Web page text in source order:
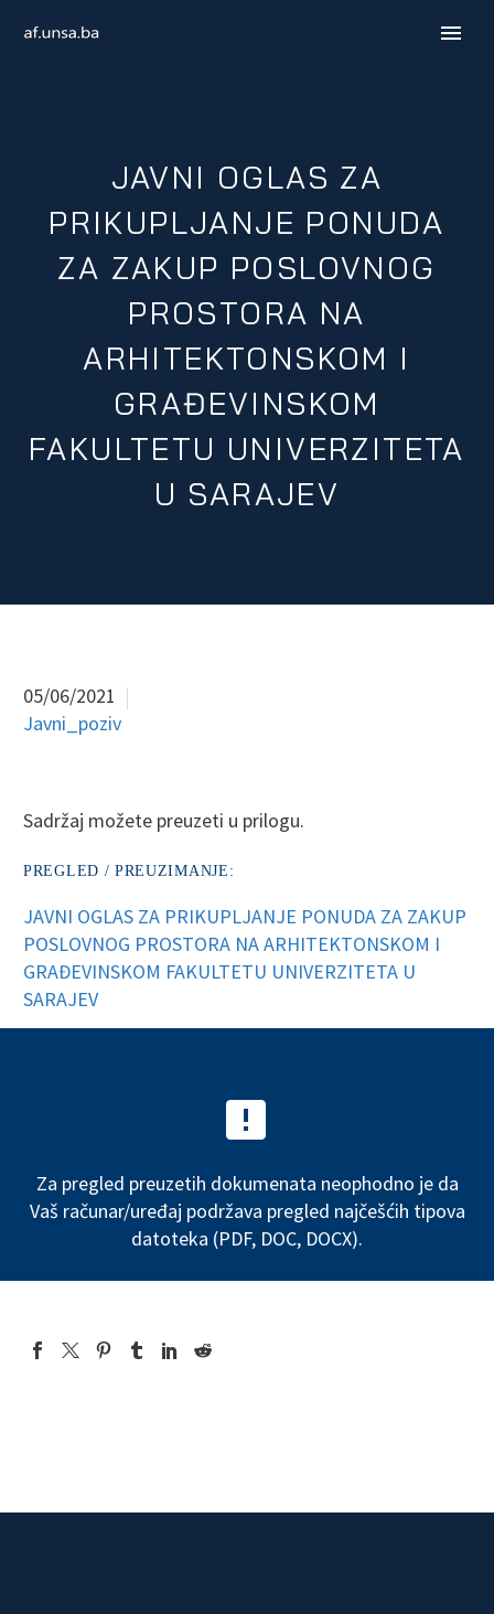
ENGLISH
JAVNI OGLAS ZA
PRIKUPLJANJE PONUDA
ZA ZAKUP POSLOVNOG
PROSTORA NA
ARHITEKTONSKOM I
GRAĐEVINSKOM
FAKULTETU UNIVERZITETA
U SARAJEV
05/06/2021
Javni_poziv
Sadržaj možete preuzeti u prilogu.
PREGLED / PREUZIMANJE:
JAVNI OGLAS ZA PRIKUPLJANJE PONUDA ZA ZAKUP
POSLOVNOG PROSTORA NA ARHITEKTONSKOM I
GRAĐEVINSKOM FAKULTETU UNIVERZITETA U
SARAJEV


Za pregled preuzetih dokumenata neophodno je da
Vaš računar/uređaj podržava pregled najčešćih tipova
datoteka (PDF, DOC, DOCX).